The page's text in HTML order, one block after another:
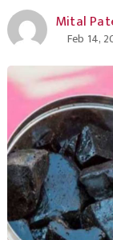
Mital
Feb 14,